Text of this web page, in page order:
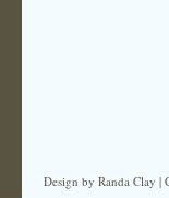
Design by Randa Clay